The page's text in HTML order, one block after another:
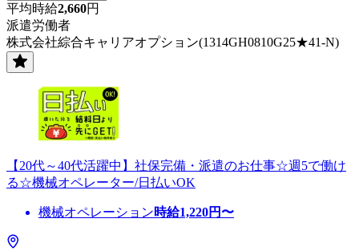
平均時給2,660円
派遣労働者
株式会社綜合キャリアオプション(1314GH0810G25★41-N)
【20代～40代活躍中】社保完備・派遣のお仕事☆週5で働け
る☆機械オペレーター/日払いOK
機械オペレーション時給1,220円〜